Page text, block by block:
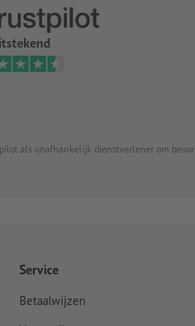
als onafhankelijk dienstverlener om
Service
Betaalwijzen